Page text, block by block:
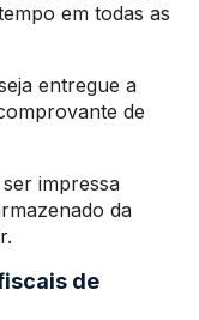
em todas as
entregue a
de
impressa
da
de